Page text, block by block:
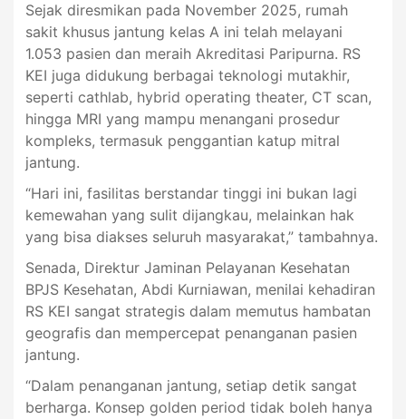
Sejak diresmikan pada November 2025, rumah
sakit khusus jantung kelas A ini telah melayani
1.053 pasien dan meraih Akreditasi Paripurna. RS
KEI juga didukung berbagai teknologi mutakhir,
seperti cathlab, hybrid operating theater, CT scan,
hingga MRI yang mampu menangani prosedur
kompleks, termasuk penggantian katup mitral
jantung.
“Hari ini, fasilitas berstandar tinggi ini bukan lagi
kemewahan yang sulit dijangkau, melainkan hak
yang bisa diakses seluruh masyarakat,” tambahnya.
Senada, Direktur Jaminan Pelayanan Kesehatan
BPJS Kesehatan, Abdi Kurniawan, menilai kehadiran
RS KEI sangat strategis dalam memutus hambatan
geografis dan mempercepat penanganan pasien
jantung.
“Dalam penanganan jantung, setiap detik sangat
berharga. Konsep golden period tidak boleh hanya